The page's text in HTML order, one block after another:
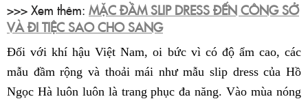
>>> Xem thêm: MẶC ĐẦM SLIP DRESS ĐẾN CÔNG SỞ
VÀ ĐI TIỆC SAO CHO SANG
Đối với khí hậu Việt Nam, oi bức vì có độ ẩm cao, các
mẫu đầm rộng và thoải mái như mẫu slip dress của Hồ
Ngọc Hà luôn luôn là trang phục đa năng. Vào mùa nóng